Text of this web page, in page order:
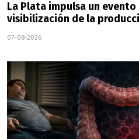
La Plata impulsa un
visibilización de la
07-08-2026